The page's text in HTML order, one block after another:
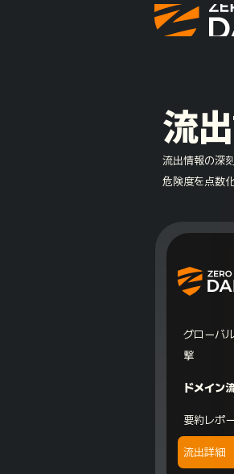
流
流出情報の深
危険度を点数
グローバ
撃
ドメイン
要約レポ
流出詳細